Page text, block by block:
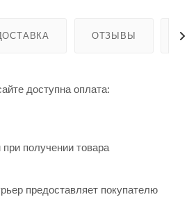
ОТЗЫВЫ
доступна оплата:
при получении товара
предоставляет покупателю